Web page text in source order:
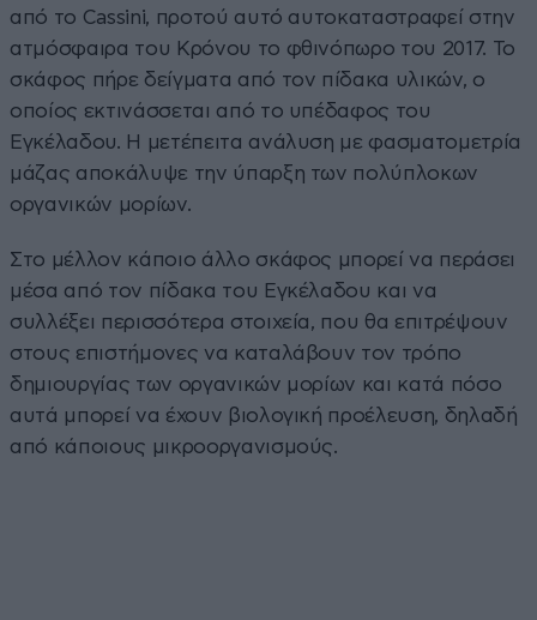
από το Cassini, προτού αυτό αυτοκαταστραφεί στην
ατμόσφαιρα του Κρόνου το φθινόπωρο του 2017. Το
σκάφος πήρε δείγματα από τον πίδακα υλικών, ο
οποίος εκτινάσσεται από το υπέδαφος του
Εγκέλαδου. Η μετέπειτα ανάλυση με φασματομετρία
μάζας αποκάλυψε την ύπαρξη των πολύπλοκων
οργανικών μορίων.
Στο μέλλον κάποιο άλλο σκάφος μπορεί να περάσει
μέσα από τον πίδακα του Εγκέλαδου και να
συλλέξει περισσότερα στοιχεία, που θα επιτρέψουν
στους επιστήμονες να καταλάβουν τον τρόπο
δημιουργίας των οργανικών μορίων και κατά πόσο
αυτά μπορεί να έχουν βιολογική προέλευση, δηλαδή
από κάποιους μικροοργανισμούς.